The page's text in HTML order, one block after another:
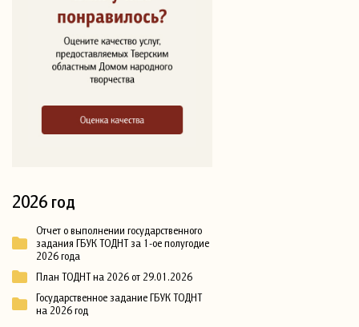
2026 год
Отчет о выполнении государственного
задания ГБУК ТОДНТ за 1-ое полугодие
2026 года
План ТОДНТ на 2026 от 29.01.2026
Государственное задание ГБУК ТОДНТ
на 2026 год